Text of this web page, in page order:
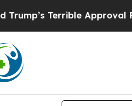
Terrible Approval Rating